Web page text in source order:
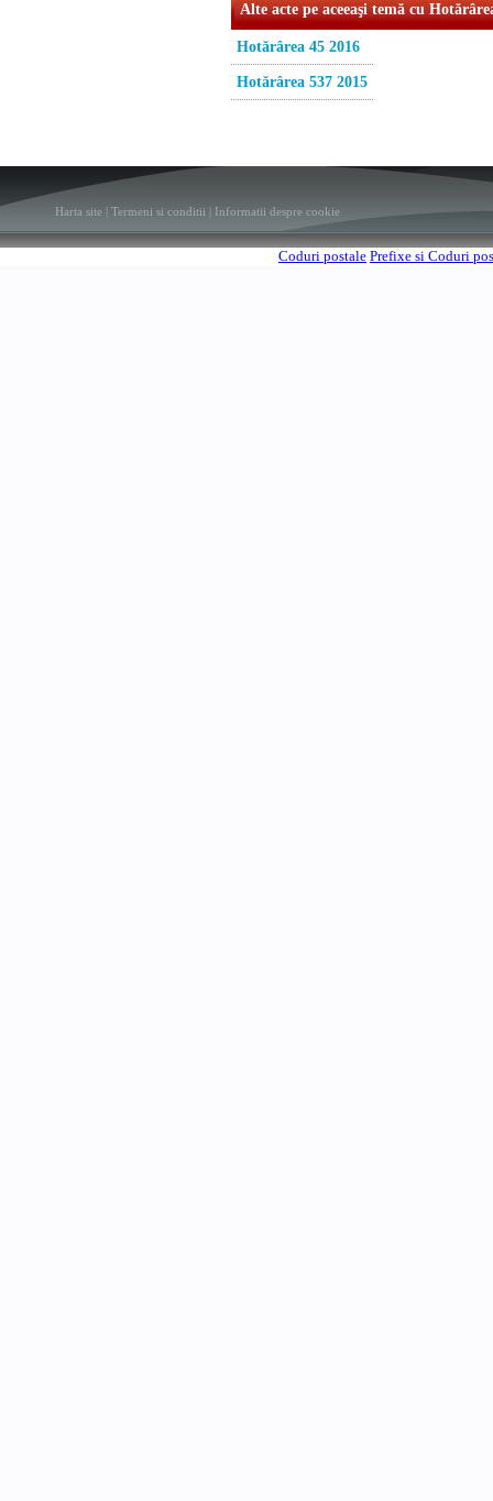
Alte acte pe aceeaşi temă cu
Hotărârea 45 2016
Hotărârea 537 2015
Harta site Termeni si conditii Informatii despre cookie
Coduri postale Prefixe si Coduri